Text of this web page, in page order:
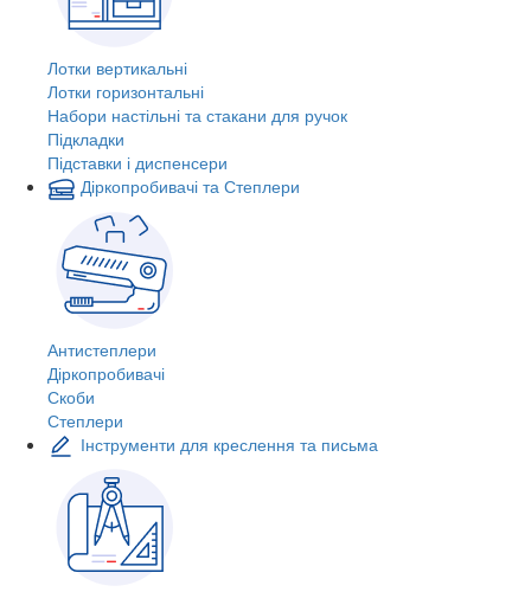
Лотки вертикальні
Лотки горизонтальні
Набори настільні та стакани для ручок
Підкладки
Підставки і диспенсери
Діркопробивачі та Степлери
Антистеплери
Діркопробивачі
Скоби
Степлери
Інструменти для креслення та письма